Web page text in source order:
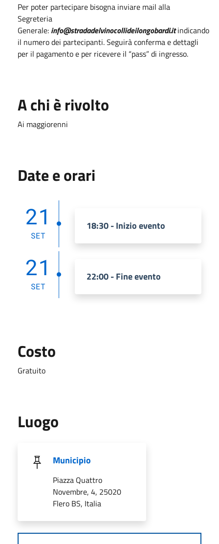
Per poter partecipare bisogna inviare mail alla
Segreteria
Generale: info@stradadelvinocollideilongobardi.itindicando
il numero dei partecipanti. Seguirà conferma e dettagli
per il pagamento e per ricevere il “pass” di ingresso.
A chi è rivolto
Ai maggiorenni
Date e orari
21
SET
18:30 - Inizio evento
21
SET
22:00 - Fine evento
Costo
Gratuito
Luogo
Municipio
Piazza Quattro
Novembre, 4, 25020
Flero BS, Italia